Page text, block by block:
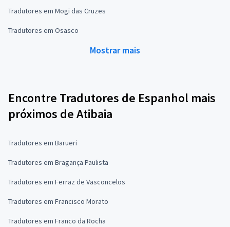
Tradutores em Mogi das Cruzes
Tradutores em Osasco
Mostrar mais
Encontre Tradutores de Espanhol mais
próximos de Atibaia
Tradutores em Barueri
Tradutores em Bragança Paulista
Tradutores em Ferraz de Vasconcelos
Tradutores em Francisco Morato
Tradutores em Franco da Rocha